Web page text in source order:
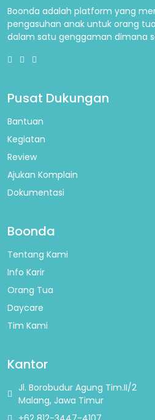
Boonda adalah platform yang
pengasuhan anak untuk orang
dalam satu genggaman dimana
Pusat Dukungan
Bantuan
Kegiatan
Review
Ajukan Komplain
Dokumentasi
Boonda
Tentang Kami
Info Karir
Orang Tua
Daycare
Tim Kami
Kantor
Jl. Borobudur Agung Tim.II/2
Malang, Jawa Timur